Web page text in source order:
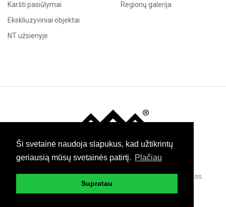
Ši svetainė naudoja slapukus, kad užtikrintų
geriausią mūsų svetainės patirtį. Plačiau
Supratau
Karšti pasiūlymai
Ekskliuzyviniai objektai
NT užsienyje
Regionų galerija
Immo
© 2026 Green Investment Group. Visos teisės saugomos.